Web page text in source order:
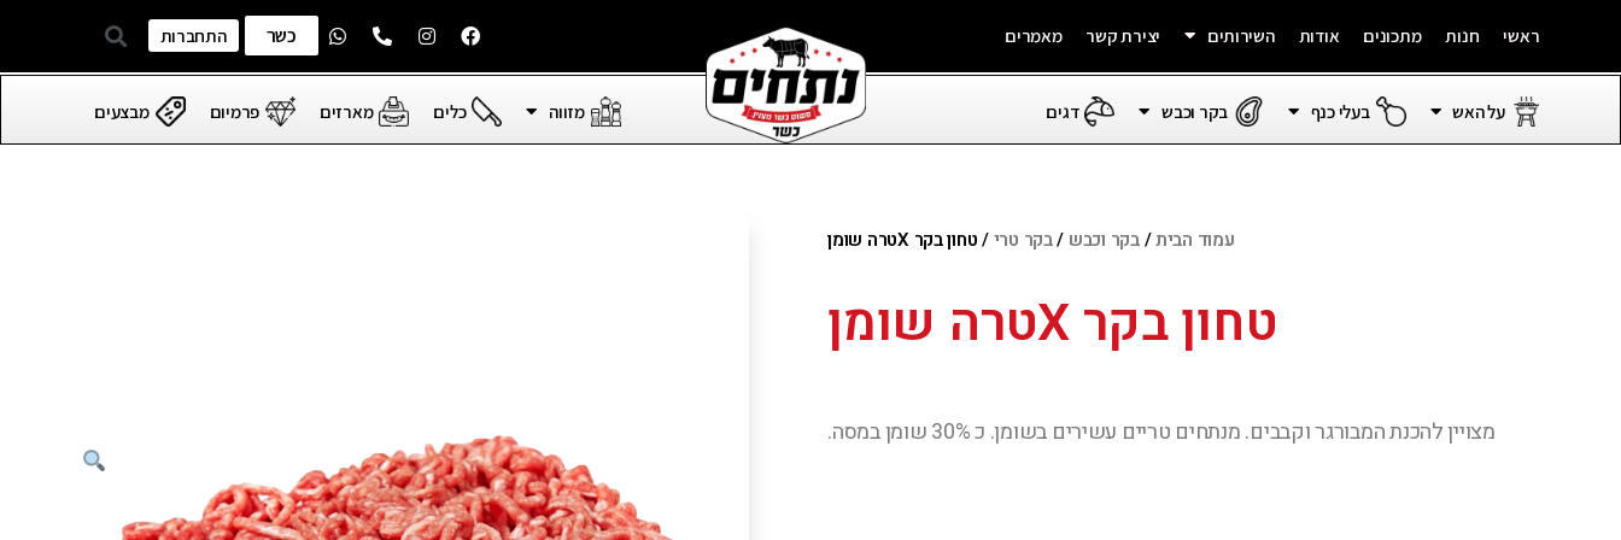
ראשי חנות מתכונים אודות השירותים יצירת קשר מאמרים כשר התחברות
על האש בעלי כנף בקר וכבש דגים מזווה כלים מארזים פרמיום מבצעים
עמוד הבית/בקר וכבש /בקר טרי/ טחון בקר Xטרה שומן
טחון בקר Xטרה שומן
מצויין להכנת המבורגר וקבבים. מנתחים טריים עשירים בשומן. כ 30% שומן במסה.